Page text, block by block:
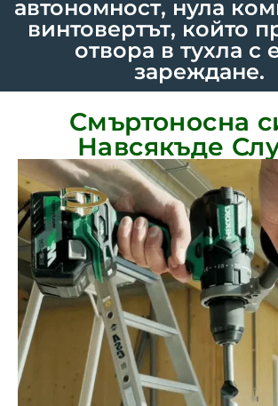
автономност, нула
винтовертът, който
отвора в тухла с
зареждане.
Смъртоносна
Навсякъде